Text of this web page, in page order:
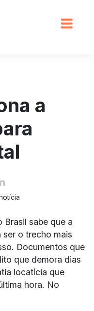
a
Brasil sabe que a
o trecho mais
Documentos que
que demora dias
locatícia que
hora. No